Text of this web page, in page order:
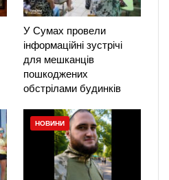
У Сумах провели
інформаційні зустрічі
для мешканців
пошкоджених
обстрілами будинків
НОВИНИ